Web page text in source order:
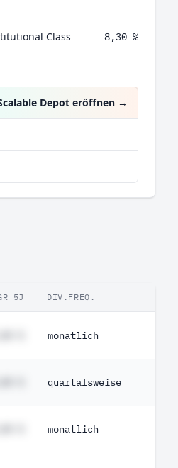
Class
8,30 %
Depot eröffnen →
5J DIV.FREQ.
monatlich
quartalsweise
monatlich